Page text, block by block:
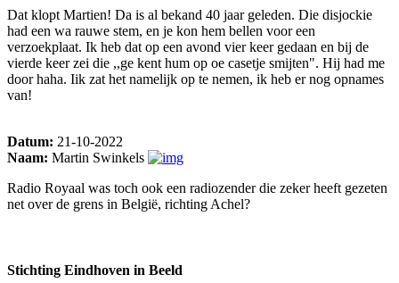
Dat klopt Martien! Da is al bekand 40 jaar geleden. Die disjockie
had een wa rauwe stem, en je kon hem bellen voor een
verzoekplaat. Ik heb dat op een avond vier keer gedaan en bij de
vierde keer zei die ,,ge kent hum op oe casetje smijten". Hij had me
door haha. Iik zat het namelijk op te nemen, ik heb er nog opnames
van!
Datum: 21-10-2022
Naam: Martin Swinkels
Radio Royaal was toch ook een radiozender die zeker heeft gezeten
net over de grens in België, richting Achel?
Stichting Eindhoven in Beeld